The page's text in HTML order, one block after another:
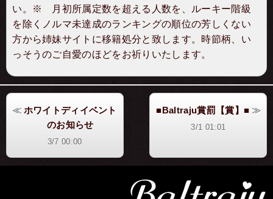
い。※ 月初所属定数を超える人数を、ルーキー階級
を除くノルマ未達成のランキングの順位の芳しくない
方から姉妹サイトに移籍処分と致します。時節柄、い
っそうのご自愛のほどをお祈りいたします。
ホワイトディイベント
のお知らせ
3/7 00:00
■Baltraju賞罰【賞】■
3/1 01:01